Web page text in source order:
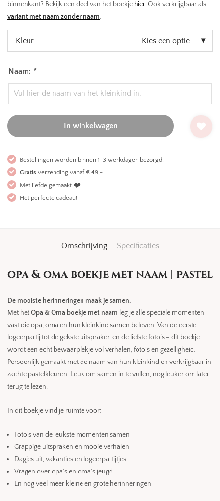
binnenkant? Bekijk een deel van het boekje hier. Ook verkrijgbaar als
variant met naam zonder naam.
Kleur Kies een optie
Naam: *
In winkelwagen
Bestellingen worden binnen 1-3 werkdagen bezorgd.
Gratis verzending vanaf € 49,-
Met liefde gemaakt ❤️
Het perfecte cadeau!
Omschrijving Specificaties
opa & oma boekje met naam | pastel
De mooiste herinneringen maak je samen.
Met hetOpa & Oma boekje met naam leg je alle speciale momenten
vast die opa, oma en hun kleinkind samen beleven. Van de eerste
logeerpartij tot de gekste uitspraken en de liefste foto’s – dit boekje
wordt een echt bewaarplekje vol verhalen, foto’s en gezelligheid.
Persoonlijk gemaakt met de naam van hun kleinkind en verkrijgbaar in
zachte pastelkleuren. Leuk om samen in te vullen, nog leuker om later
terug te lezen.
In dit boekje vind je ruimte voor:
Foto’s van de leukste momenten samen
Grappige uitspraken en mooie verhalen
Dagjes uit, vakanties en logeerpartijtjes
Vragen over opa’s en oma’s jeugd
En nog veel meer kleine en grote herinneringen